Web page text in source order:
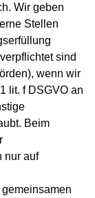
Wir geben
Stellen
sind
wenn wir
lit. f DSGVO an
Beim
nur auf